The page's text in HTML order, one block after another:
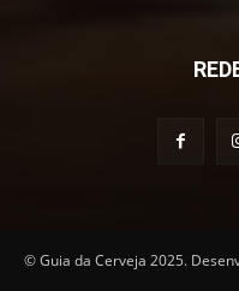
© Guia da Cerveja 2025.